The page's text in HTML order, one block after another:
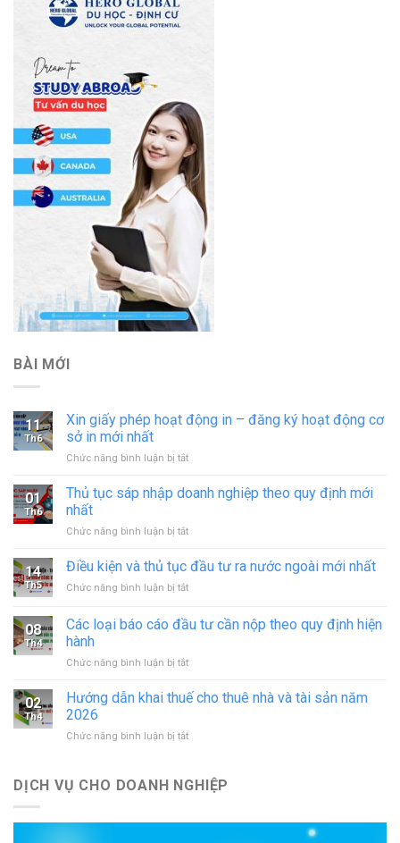
BÀI MỚI
11
Th6
Xin giấy phép hoạt động in – đăng ký hoạt động cơ
sở in mới nhất
Chức năng bình luận bị tắtở
động
–
ký
động
in
nhất
01
Th6
Thủ tục sáp nhập doanh nghiệp theo quy định mới
nhất
Chức năng bình luận bị tắtở
tục
nhập
nghiệp
định
nhất
14
Th5
Điều kiện và thủ tục đầu tư ra nước ngoài mới nhất
Chức năng bình luận bị tắtở
và
tục
tư
ngoài
08
Th4
Các loại báo cáo đầu tư cần nộp theo quy định hiện
hành
Chức năng bình luận bị tắtở
loại
báo
đầu
nộp
02
Th4
Hướng dẫn khai thuế cho thuê nhà và tài sản năm
2026
Chức năng bình luận bị tắtở
khai
thuê
DỊCH VỤ CHO DOANH NGHIỆP